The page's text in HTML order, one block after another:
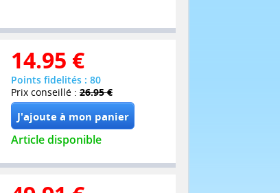
14.95 €
Points fidelités : 80
Prix conseillé : 26.95 €
Article disponible